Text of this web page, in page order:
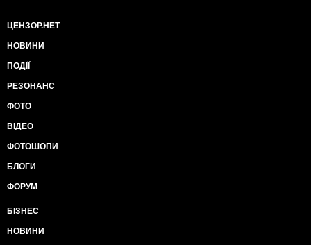
ЦЕНЗОР.НЕТ
НОВИНИ
ПОДІЇ
РЕЗОНАНС
ФОТО
ВІДЕО
ФОТОШОПИ
БЛОГИ
ФОРУМ
БІЗНЕС
НОВИНИ